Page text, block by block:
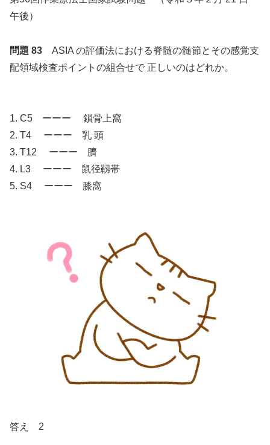
午後）
問題 83 ASIA の評価法における脊髄の髄節とその感覚支
配領域検査ポイントの組合せで 正しいのはどれか。
1. C5 ーーー 鎖骨上窩
2. T4 ーーー 乳 頭
3. T12 ーーー 臍
4. L3 ーーー 鼠径靱帯
5. S4 ーーー 膝窩
答え 2